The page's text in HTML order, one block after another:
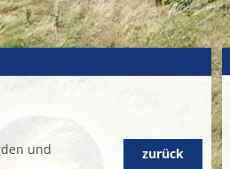
und
zurück